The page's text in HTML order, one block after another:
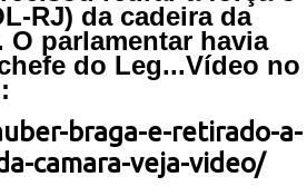
RJ) da cadeira da
parlamentar havia
do Leg...Vídeo no
braga-e-retirado-a-
camara-veja-video/